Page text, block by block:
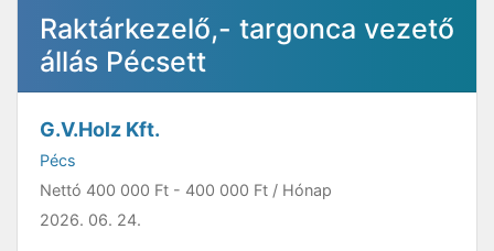
Raktárkezelő,- targonca vezető
állás Pécsett
G.V.Holz Kft.
Pécs
Nettó 400 000 Ft - 400 000 Ft / Hónap
2026. 06. 24.